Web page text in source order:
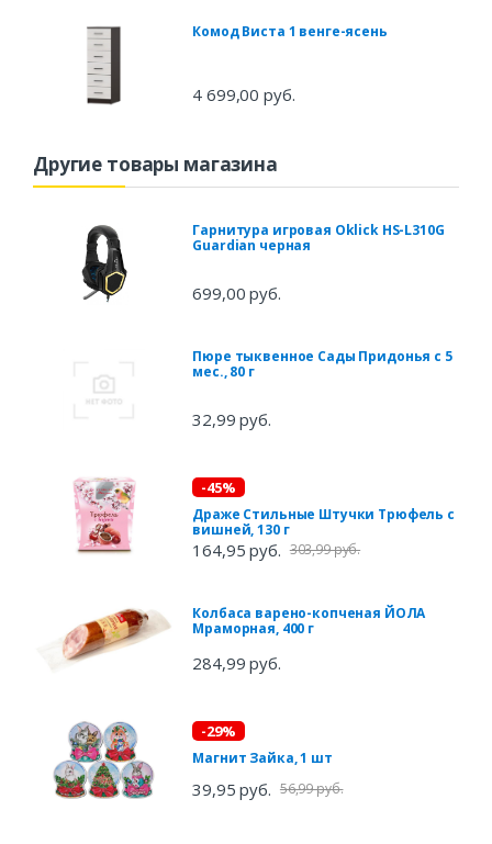
Комод Виста 1 венге-ясень
4 699,00 руб.
Другие товары магазина
Гарнитура игровая Oklick HS-L310G
Guardian черная
699,00 руб.
Пюре тыквенное Сады Придонья с 5
мес., 80 г
32,99 руб.
-45%
Драже Стильные Штучки Трюфель с
вишней, 130 г
164,95 руб. 303,99 руб.
Колбаса варено-копченая ЙОЛА
Мраморная, 400 г
284,99 руб.
-29%
Магнит Зайка, 1 шт
39,95 руб. 56,99 руб.